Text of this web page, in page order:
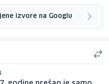
izvore na Googlu